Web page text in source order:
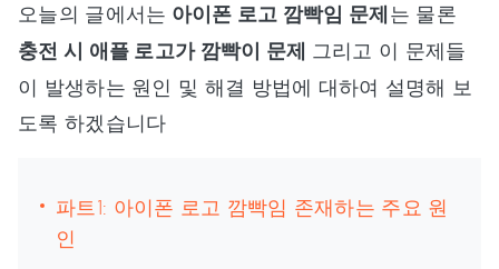
오늘의 글에서는 아이폰 로고 깜빡임 문제는 물론
충전 시 애플 로고가 깜빡이 문제 그리고 이 문제들
이 발생하는 원인 및 해결 방법에 대하여 설명해 보
도록 하겠습니다
파트1: 아이폰 로고 깜빡임 존재하는 주요 원
인